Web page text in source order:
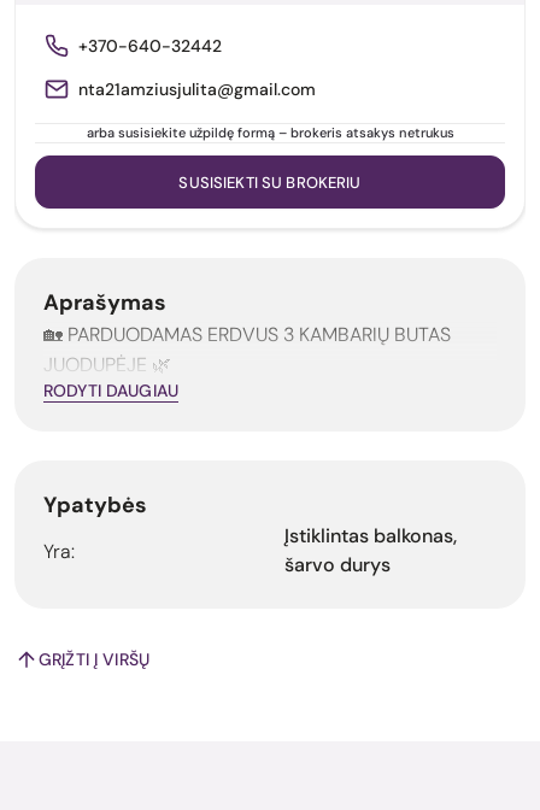
+370-640-32442
nta21amziusjulita@gmail.com
arba susisiekite užpildę formą – brokeris atsakys netrukus
SUSISIEKTI SU BROKERIU
Aprašymas
🏡 PARDUODAMAS ERDVUS 3 KAMBARIŲ BUTAS
JUODUPĖJE 🌿
RODYTI DAUGIAU
Ypatybės
Yra:
Įstiklintas balkonas,
šarvo durys
GRĮŽTI Į VIRŠŲ